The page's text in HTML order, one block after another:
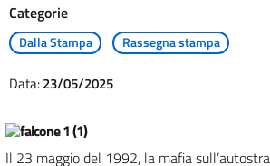
Categorie
Dalla Stampa Rassegna stampa
Data:23/05/2025
Il 23 maggio del 1992, la mafia